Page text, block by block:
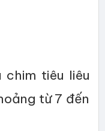
tiêu liêu
từ 7 đến